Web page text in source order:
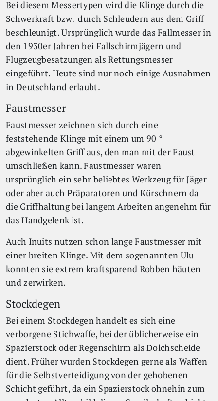
Bei diesem Messertypen wird die Klinge durch die
Schwerkraft bzw. durch Schleudern aus dem Griff
beschleunigt. Ursprünglich wurde das Fallmesser in
den 1930er Jahren bei Fallschirmjägern und
Flugzeugbesatzungen als Rettungsmesser
eingeführt. Heute sind nur noch einige Ausnahmen
in Deutschland erlaubt.
Faustmesser
Faustmesser zeichnen sich durch eine
feststehende Klinge mit einem um 90 °
abgewinkelten Griff aus, den man mit der Faust
umschließen kann. Faustmesser waren
ursprünglich ein sehr beliebtes Werkzeug für Jäger
oder aber auch Präparatoren und Kürschnern da
die Griffhaltung bei langem Arbeiten angenehm für
das Handgelenk ist.
Auch Inuits nutzen schon lange Faustmesser mit
einer breiten Klinge. Mit dem sogenannten Ulu
konnten sie extrem kraftsparend Robben häuten
und zerwirken.
Stockdegen
Bei einem Stockdegen handelt es sich eine
verborgene Stichwaffe, bei der üblicherweise ein
Spazierstock oder Regenschirm als Dolchscheide
dient. Früher wurden Stockdegen gerne als Waffen
für die Selbstverteidigung von der gehobenen
Schicht geführt, da ein Spazierstock ohnehin zum